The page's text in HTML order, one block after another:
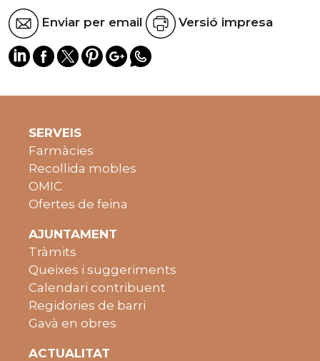
Enviar per email Versió impresa
SERVEIS
Farmàcies
Recollida mobles
OMIC
Ofertes de feina
AJUNTAMENT
Tràmits
Queixes i suggeriments
Calendari contribuent
Regidories de barri
Gavà en obres
ACTUALITAT